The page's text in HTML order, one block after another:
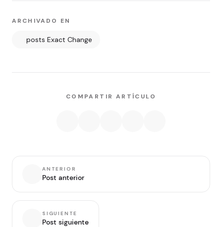
ARCHIVADO EN
posts Exact Change
COMPARTIR ARTÍCULO
ANTERIOR
Post anterior
SIGUIENTE
Post siguiente